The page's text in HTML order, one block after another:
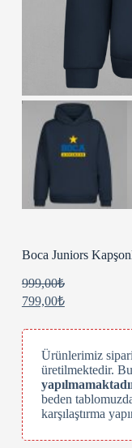
Boca Juniors
999,00₺
799,00₺
Ürünlerimiz
üretilmektedir.
beden
karşılaştırma